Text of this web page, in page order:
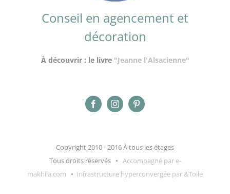
Conseil en agencement et
décoration
À découvrir : le livre "Jeanne l'Alsacienne"
Copyright 2010 - 2016 À tous les étages
Tous droits réservés • Accompagné par e-
makhila.com • Infrastructure hyperconvergée par &Toile